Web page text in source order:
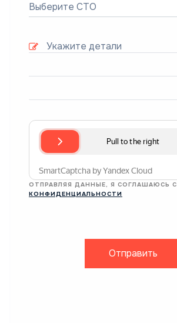
Выберите СТО
ОТПРАВЛЯЯ ДАННЫЕ, Я СОГЛАШАЮСЬ С
КОНФИДЕНЦИАЛЬНОСТИ
Отправить